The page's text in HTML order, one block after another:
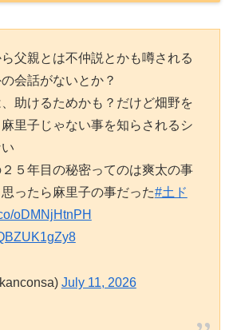
父親とは不仲説とかも噂される
会話がないとか？
助けるためかも？だけど畑野を
里子じゃない事を知らされるシ
５年目の秘密ってのは爽太の事
ったら麻里子の事だった#土ド
oDMNjHtnPH
July 11, 2026